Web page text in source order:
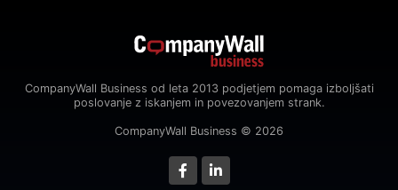
CompanyWall Business od leta 2013 podjetjem pomaga izboljšati
poslovanje z iskanjem in povezovanjem strank.
CompanyWall Business © 2026